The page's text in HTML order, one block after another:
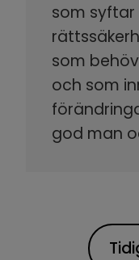
som
som
och som
god man